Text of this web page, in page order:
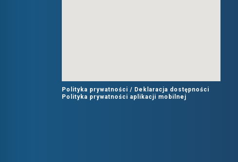
Polityka prywatności / Deklaracja dostępności
Polityka prywatności aplikacji mobilnej